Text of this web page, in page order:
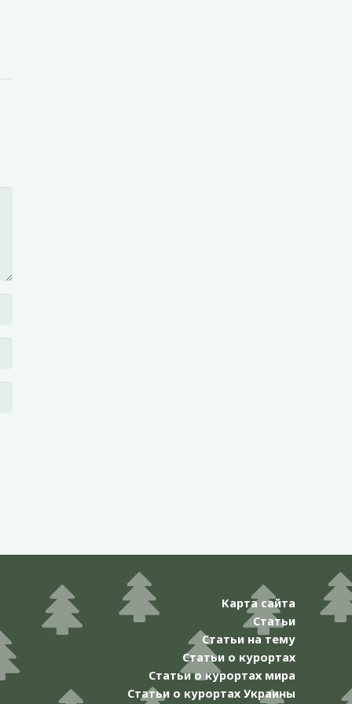
Карта сайта
Статьи
Статьи на тему
Статьи о курортах
Статьи о курортах мира
Статьи о курортах Украины